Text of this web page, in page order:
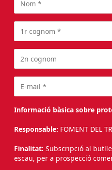
Informació bàsica sobre
Responsable: FOMENT DEL
Finalitat: Subscripció al
escau, per a prospecció